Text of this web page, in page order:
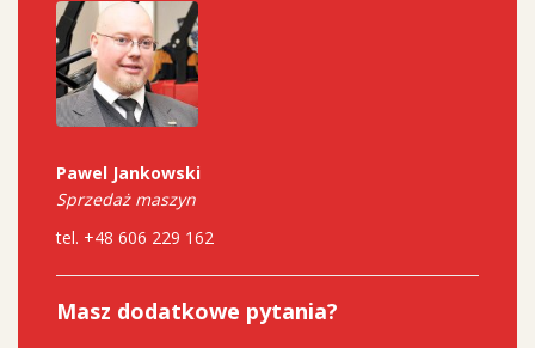
Pawel Jankowski
Sprzedaż maszyn
tel. +48 606 229 162
Masz dodatkowe pytania?